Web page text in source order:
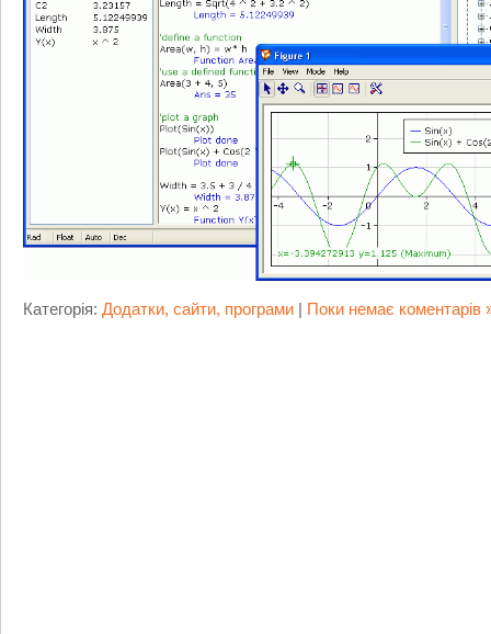
Категорія: Додатки, сайти, програми Поки немає коментарів